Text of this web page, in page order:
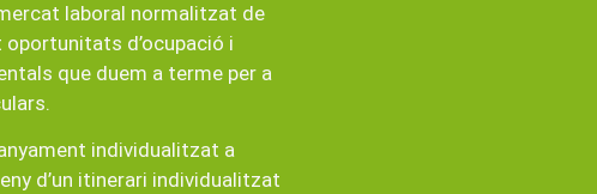
laboral normalitzat de
d’ocupació i
que duem a terme per a
individualitzat a
d’un itinerari individualitzat